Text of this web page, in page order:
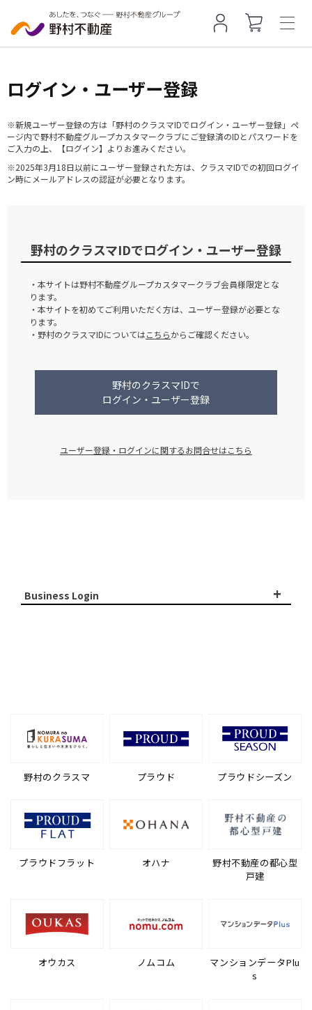
ログイン・ユーザー登録
※新規ユーザー登録の方は「野村のクラスマIDでログイン・ユーザー登録」ペ
ージ内で野村不動産グループカスタマークラブにご登録済のIDとパスワードを
ご入力の上、【ログイン】よりお進みください。
※2025年3月18日以前にユーザー登録された方は、クラスマIDでの初回ログイ
ン時にメールアドレスの認証が必要となります。
野村のクラスマIDでログイン・ユーザー登録
・本サイトは野村不動産グループカスタマークラブ会員様限定とな
ります。
・本サイトを初めてご利用いただく方は、ユーザー登録が必要とな
ります。
・野村のクラスマIDについてはこちらからご確認ください。
野村のクラスマIDで
ログイン・ユーザー登録
ユーザー登録・ログインに関するお問合せはこちら
Business Login +
野村のクラスマ プラウド プラウドシーズン
プラウドフラット オハナ
野村不動産の都心型
戸建
オウカス ノムコム
マンションデータPlu
s